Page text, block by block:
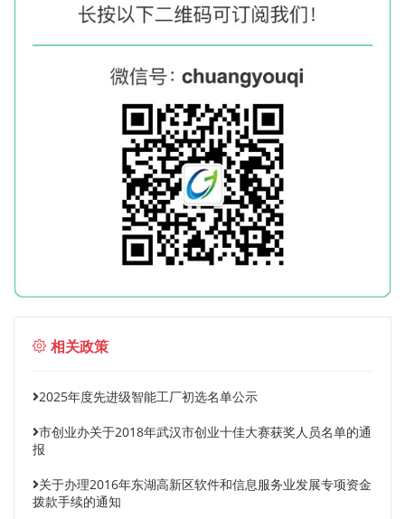
相关政策
2025年度先进级智能工厂初选名单公示
市创业办关于2018年武汉市创业十佳大赛获奖人员名单的通
报
关于办理2016年东湖高新区软件和信息服务业发展专项资金
拨款手续的通知